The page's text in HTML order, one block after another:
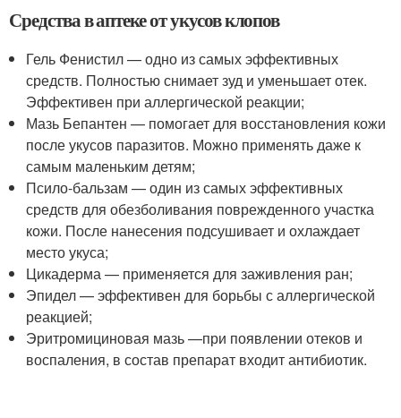
Средства в аптеке от укусов клопов
Гель Фенистил — одно из самых эффективных
средств. Полностью снимает зуд и уменьшает отек.
Эффективен при аллергической реакции;
Мазь Бепантен — помогает для восстановления кожи
после укусов паразитов. Можно применять даже к
самым маленьким детям;
Псило-бальзам — один из самых эффективных
средств для обезболивания поврежденного участка
кожи. После нанесения подсушивает и охлаждает
место укуса;
Цикадерма — применяется для заживления ран;
Эпидел — эффективен для борьбы с аллергической
реакцией;
Эритромициновая мазь —при появлении отеков и
воспаления, в состав препарат входит антибиотик.